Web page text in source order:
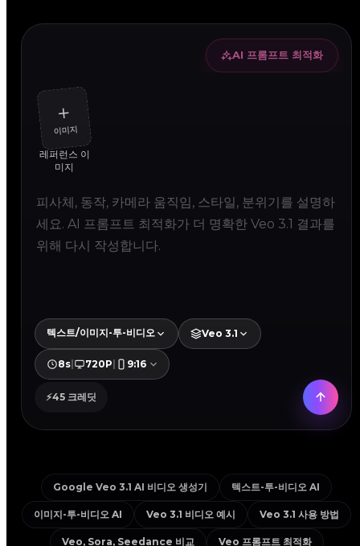
AI 프롬프트 최적화
＋
이미지
레퍼런스 이
미지
텍스트/이미지-투-비디오 Veo 3.1
8s 720P 9:16
⚡45 크레딧
Google Veo 3.1 AI 비디오 생성기 텍스트-투-비디오 AI
이미지-투-비디오 AI Veo 3.1 비디오 예시 Veo 3.1 사용 방법
Veo, Sora, Seedance 비교 Veo 프롬프트 최적화